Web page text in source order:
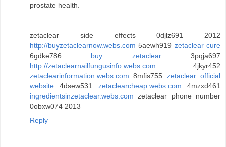
prostate health.
zetaclear side effects 0djlz691 2012
http://buyzetaclearnow.webs.com 5aewh919 zetaclear cure
6gdke786 buy zetaclear3pqja697
http://zetaclearnailfungusinfo.webs.com 4jkyr452
zetaclearinformation.webs.com 8mfis755 zetaclear official
website 4dsew531 zetaclearcheap.webs.com 4mzxd461
ingredientsinzetaclear.webs.com zetaclear phone number
0obxw074 2013
Reply